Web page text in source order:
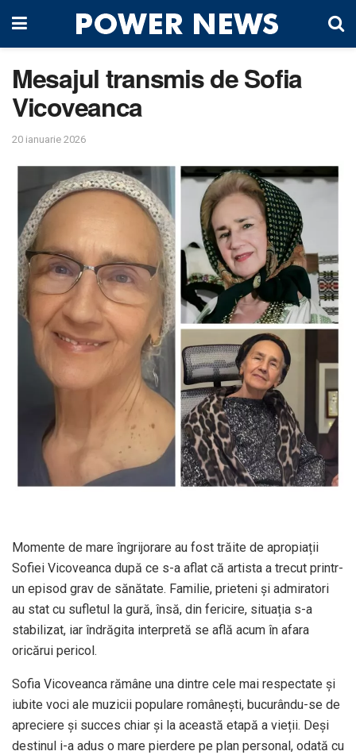
Mesajul transmis de Sofia
Vicoveanca
20 ianuarie 2026
Momente de mare îngrijorare au fost trăite de apropiații
Sofiei Vicoveanca după ce s-a aflat că artista a trecut printr-
un episod grav de sănătate. Familie, prieteni și admiratori
au stat cu sufletul la gură, însă, din fericire, situația s-a
stabilizat, iar îndrăgita interpretă se află acum în afara
oricărui pericol.
Sofia Vicoveanca rămâne una dintre cele mai respectate și
iubite voci ale muzicii populare românești, bucurându-se de
apreciere și succes chiar și la această etapă a vieții. Deși
destinul i-a adus o mare pierdere pe plan personal, odată cu